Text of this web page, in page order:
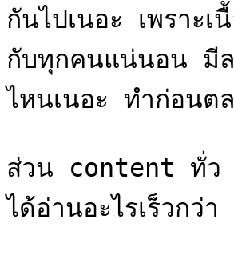
กันไปเนอะ เพราะ
กับทุกคนแน่นอน มีล
ไหนเนอะ ทำก่อน
ส่วน content ทั่ว